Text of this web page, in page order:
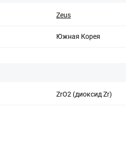
Zeus
Южная Корея
ZrO2 (диоксид Zr)